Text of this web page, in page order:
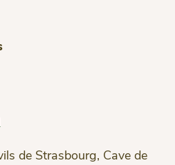
de Strasbourg, Cave de